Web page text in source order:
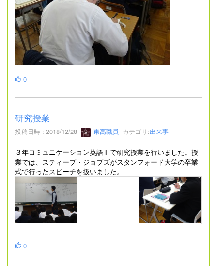
0
研究授業
投稿日時 : 2018/12/28 東高職員 カテゴリ:出来事
３年コミュニケーション英語Ⅲで研究授業を行いました。授
業では、スティーブ・ジョブズがスタンフォード大学の卒業
式で行ったスピーチを扱いました。
0